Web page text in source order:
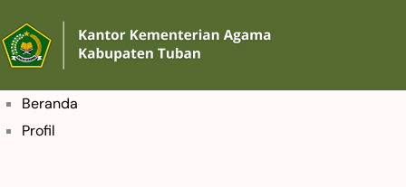
Beranda
Profil